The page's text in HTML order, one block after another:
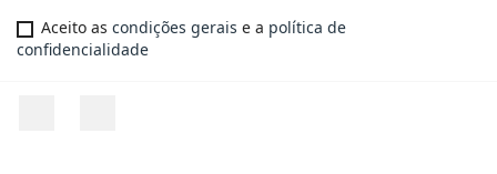
Aceito as condições gerais e a política de
confidencialidade